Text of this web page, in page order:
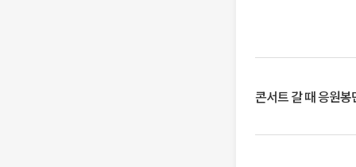
콘서트 갈 때 응원